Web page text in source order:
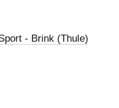
- Brink (Thule)